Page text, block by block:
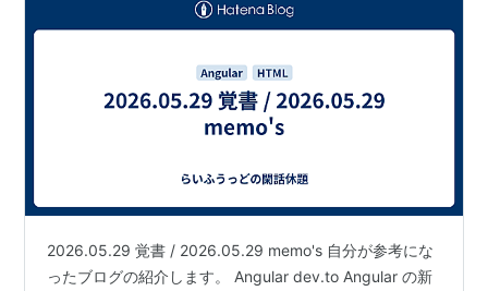
2026.05.29 覚書 / 2026.05.29 memo's 自分が参考にな
ったブログの紹介します。 Angular dev.to Angular の新